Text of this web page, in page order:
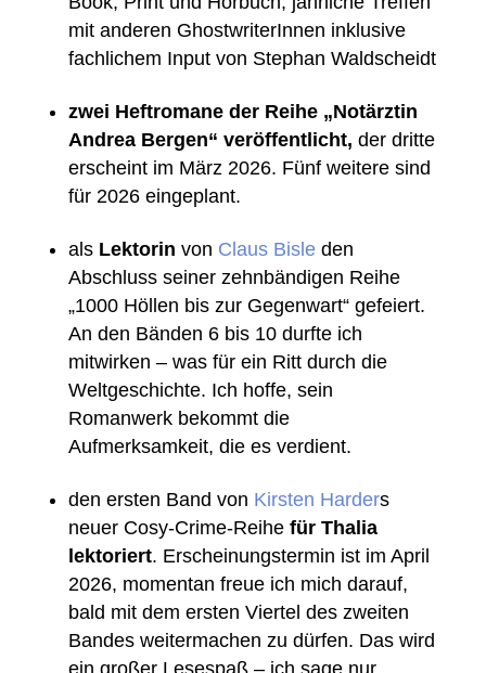
mit anderen GhostwriterInnen inklusive
fachlichem Input von Stephan Waldscheidt
zwei Heftromane der Reihe „Notärztin
Andrea Bergen“ veröffentlicht, der dritte
erscheint im März 2026. Fünf weitere sind
für 2026 eingeplant.
als Lektorin von Claus Bisleden
Abschluss seiner zehnbändigen Reihe
„1000 Höllen bis zur Gegenwart“ gefeiert.
An den Bänden 6 bis 10 durfte ich
mitwirken – was für ein Ritt durch die
Weltgeschichte. Ich hoffe, sein
Romanwerk bekommt die
Aufmerksamkeit, die es verdient.
den ersten Band von Kirsten Harders
neuer Cosy-Crime-Reihe für Thalia
lektoriert. Erscheinungstermin ist im April
2026, momentan freue ich mich darauf,
bald mit dem ersten Viertel des zweiten
Bandes weitermachen zu dürfen. Das wird
ein großer Lesespaß – ich sage nur